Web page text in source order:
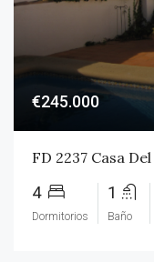
€245.000
FD 2237 Casa
4
Dormitorios
1
Baño